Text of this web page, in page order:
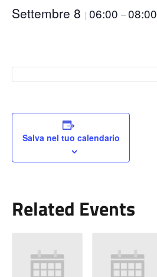
Settembre 8 | 06:00 –08:00
Salva nel tuo calendario
Related Events